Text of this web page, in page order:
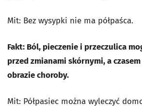
Mit: Bez wysypki nie ma półpaśca.
Fakt: Ból, pieczenie i przeczulica
przed zmianami skórnymi, a
obrazie choroby.
Mit: Półpasiec można wyleczyć